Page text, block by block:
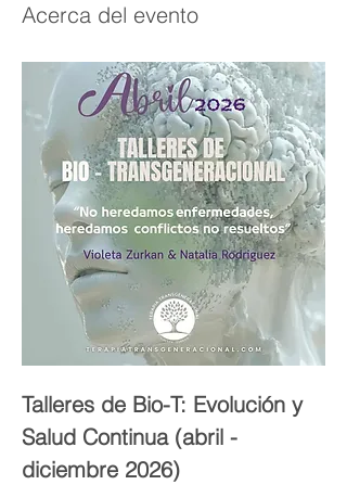
Acerca del evento
Talleres de Bio-T: Evolución y
Salud Continua (abril -
diciembre 2026)